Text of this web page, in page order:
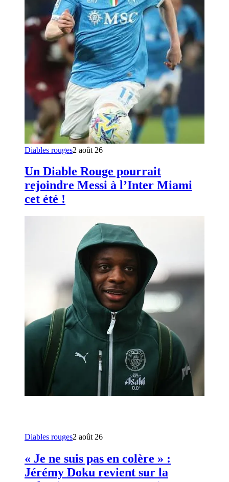
Diables rouges2 août 26
Un Diable Rouge pourrait
rejoindre Messi à l’Inter Miami
cet été !
Diables rouges2 août 26
« Je ne suis pas en colère » :
Jérémy Doku revient sur la